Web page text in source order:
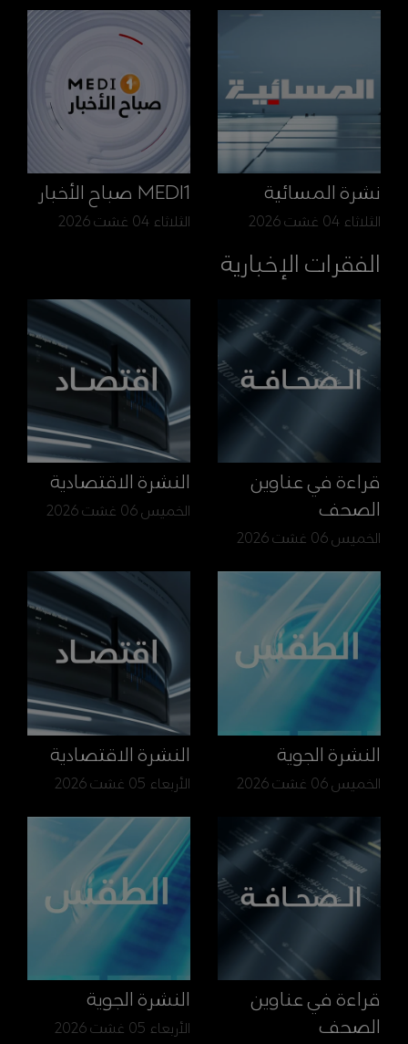
نشرة المسائية
الثلاثاء 04 غشت 2026
MEDI1 صباح الأخبار
الثلاثاء 04 غشت 2026
الفقرات الإخبارية
قراءة في عناوين
الصحف
الخميس 06 غشت 2026
النشرة الاقتصادية
الخميس 06 غشت 2026
النشرة الجوية
الخميس 06 غشت 2026
النشرة الاقتصادية
الأربعاء 05 غشت 2026
قراءة في عناوين
الصحف
النشرة الجوية
الأربعاء 05 غشت 2026